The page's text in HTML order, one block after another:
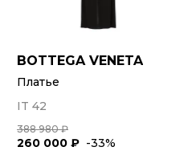
BOTTEGA VENETA
Платье
IT 42
388 980 ₽
260 000 ₽ -33%